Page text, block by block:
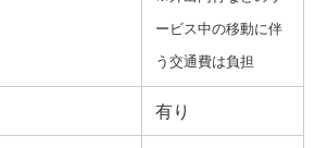
ービス中の移動に伴
う交通費は負担
有り